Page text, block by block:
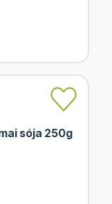
sója 250g